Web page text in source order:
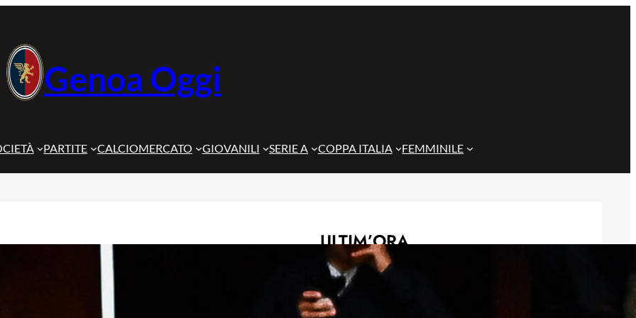
Genoa Oggi
PARTITE CALCIOMERCATO GIOVANILI SERIE A COPPA ITALIA FEMMINILE
ULTIM’ORA